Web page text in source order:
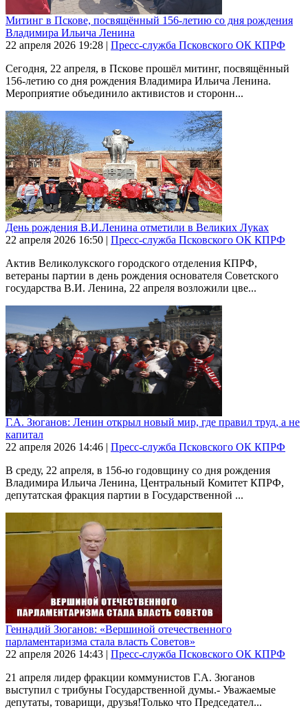
Митинг в Пскове, посвящённый 156-летию со дня рождения
Владимира Ильича Ленина
22 апреля 2026 19:28 | Пресс-служба Псковского ОК КПРФ
Сегодня, 22 апреля, в Пскове прошёл митинг, посвящённый
156-летию со дня рождения Владимира Ильича Ленина.
Мероприятие объединило активистов и сторонн...
День рождения В.И.Ленина отметили в Великих Луках
22 апреля 2026 16:50 | Пресс-служба Псковского ОК КПРФ
Актив Великолукского городского отделения КПРФ,
ветераны партии в день рождения основателя Советского
государства В.И. Ленина, 22 апреля возложили цве...
Г.А. Зюганов: Ленин открыл новый мир, где правил труд, а не
капитал
22 апреля 2026 14:46 | Пресс-служба Псковского ОК КПРФ
В среду, 22 апреля, в 156-ю годовщину со дня рождения
Владимира Ильича Ленина, Центральный Комитет КПРФ,
депутатская фракция партии в Государственной ...
Геннадий Зюганов: «Вершиной отечественного
парламентаризма стала власть Советов»
22 апреля 2026 14:43 | Пресс-служба Псковского ОК КПРФ
21 апреля лидер фракции коммунистов Г.А. Зюганов
выступил с трибуны Государственной думы.- Уважаемые
депутаты, товарищи, друзья!Только что Председател...